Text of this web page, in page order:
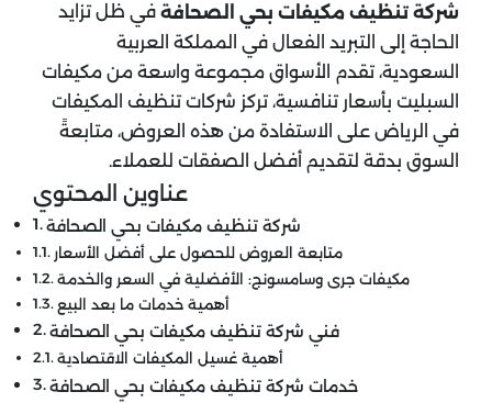
شركة تنظيف مكيفات بحي الصحافة في ظل تزايد
الحاجة إلى التبريد الفعال في المملكة العربية
السعودية، تقدم الأسواق مجموعة واسعة من مكيفات
السبليت بأسعار تنافسية، تركز شركات تنظيف المكيفات
في الرياض على الاستفادة من هذه العروض، متابعةً
السوق بدقة لتقديم أفضل الصفقات للعملاء.
عناوين المحتوي
شركة تنظيف مكيفات بحي الصحافة
متابعة العروض للحصول على أفضل الأسعار
مكيفات جرى وسامسونج: الأفضلية في السعر والخدمة
أهمية خدمات ما بعد البيع
فني شركة تنظيف مكيفات بحي الصحافة
أهمية غسيل المكيفات الاقتصادية
خدمات شركة تنظيف مكيفات بحي الصحافة